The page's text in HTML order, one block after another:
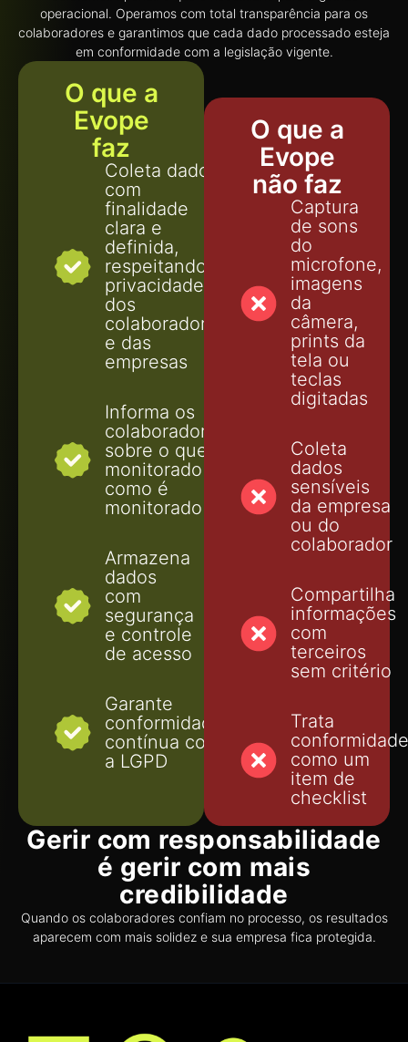
operacional. Operamos com total transparência para os
colaboradores e garantimos que cada dado processado esteja
em conformidade com a legislação vigente.
O que a
Evope
faz
Coleta dados
com
finalidade
clara e
definida,
respeitando a
privacidade
dos
colaboradores
e das
empresas
Informa os
colaboradores
sobre o que é
monitorado e
como é
monitorado
Armazena
dados
com
segurança
e controle
de acesso
Garante
conformidade
contínua com
a LGPD
O que a
Evope
não faz
Captura
de sons
do
microfone,
imagens
da
câmera,
prints da
tela ou
teclas
digitadas
Coleta
dados
sensíveis
da empresa
ou do
colaborador
Compartilha
informações
com
terceiros
sem critério
Trata
conformidade
como um
item de
checklist
Gerir com responsabilidade
é gerir com mais
credibilidade
Quando os colaboradores confiam no processo, os resultados
aparecem com mais solidez e sua empresa fica protegida.